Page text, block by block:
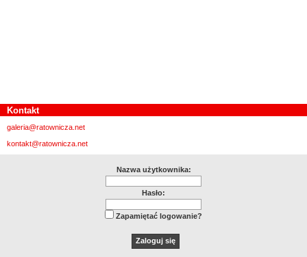
Kontakt
galeria@ratownicza.net
kontakt@ratownicza.net
Nazwa użytkownika:
Hasło:
Zapamiętać logowanie?